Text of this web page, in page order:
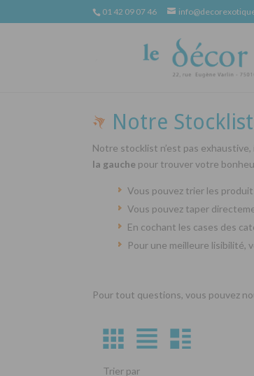
01 42 09 07 46
Notre Stocklist
Notre stocklist n’est pas
la gauche pour trouver votre
Vous pouvez trier les
Vous pouvez taper
En cochant les cases des
Pour une meilleure lisibilité,
Pour tout questions, vous pouvez
Trier par